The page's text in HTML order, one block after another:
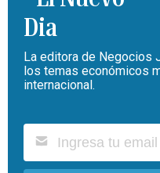
La editora de Negocios
los temas económicos
internacional.